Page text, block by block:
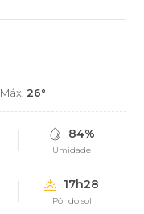
Máx. 26°
84%
Umidade
17h28
Pôr do sol